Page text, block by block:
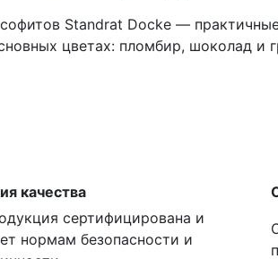
Standrat Docke —
цветах: пломбир, шоколад и
качества
сертифицирована и
нормам безопасности и